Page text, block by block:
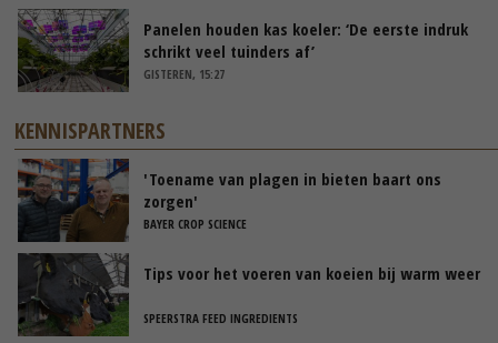
Panelen houden kas koeler: ‘De eerste indruk
schrikt veel tuinders af’
GISTEREN, 15:27
KENNISPARTNERS
'Toename van plagen in bieten baart ons
zorgen'
BAYER CROP SCIENCE
Tips voor het voeren van koeien bij warm weer
SPEERSTRA FEED INGREDIENTS